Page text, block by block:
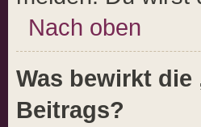
Nach oben
Was bewirkt die
Beitrags?